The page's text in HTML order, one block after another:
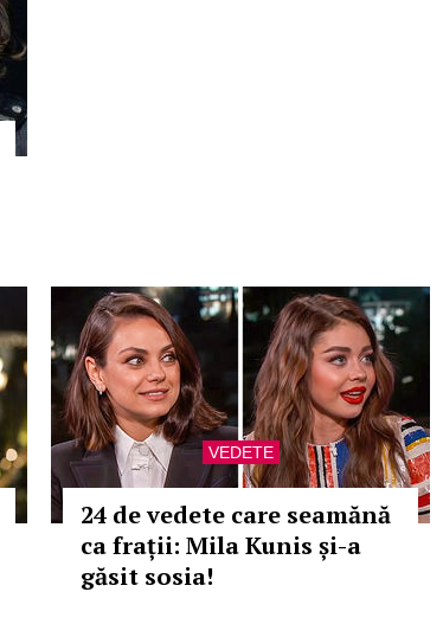
VEDETE
24 de vedete care seamănă
ca frații: Mila Kunis și-a
găsit sosia!